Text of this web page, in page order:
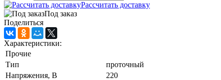
Рассчитать доставку
Под заказ
Поделиться
Характеристики:
Прочие
Тип
проточный
Напряжения, В
220